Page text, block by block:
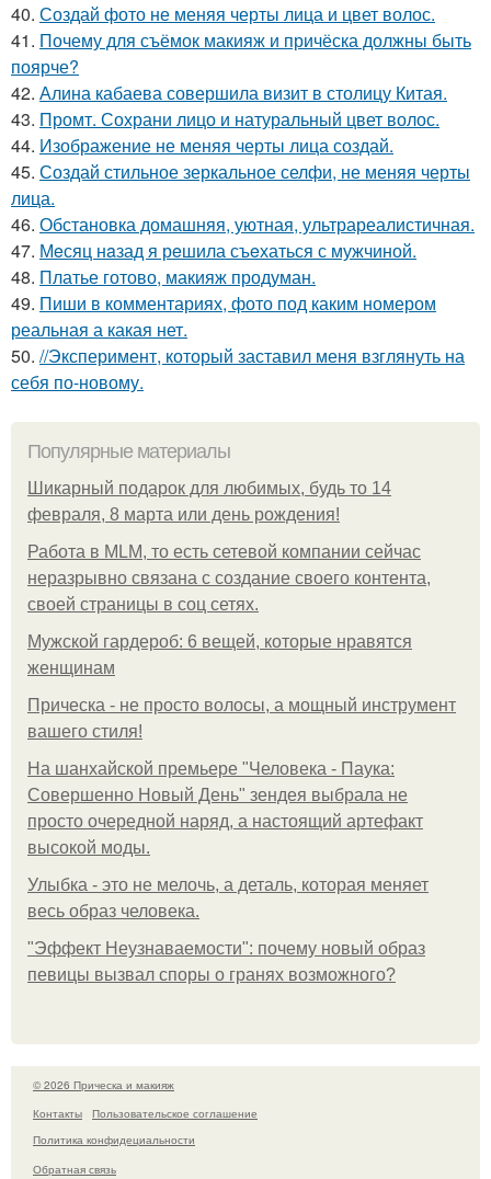
40. Создай фото не меняя черты лица и цвет волос.
41. Почему для съёмок макияж и причёска должны быть
поярче?
42. Алина кабаева совершила визит в столицу Китая.
43. Промт. Сохрани лицо и натуральный цвет волос.
44. Изображение не меняя черты лица создай.
45. Создай стильное зеркальное селфи, не меняя черты
лица.
46. Обстановка домашняя, уютная, ультрареалистичная.
47. Мeсяц нaзад я рeшила съeхаться с мужчиной.
48. Платье готово, макияж продуман.
49. Пиши в комментариях, фото под каким номером
реальная а какая нет.
50. //Эксперимент, который заставил меня взглянуть на
себя по-новому.
Популярные материалы
Шикарный подарок для любимых, будь то 14
февраля, 8 марта или день рождения!
Работа в MLM, то есть сетевой компании сейчас
неразрывно связана с создание своего контента,
своей страницы в соц сетях.
Мужской гардероб: 6 вещей, которые нравятся
женщинам
Прическа - не просто волосы, а мощный инструмент
вашего стиля!
На шанхайской премьере "Человека - Паука:
Совершенно Новый День" зендея выбрала не
просто очередной наряд, а настоящий артефакт
высокой моды.
Улыбка - это не мелочь, а деталь, которая меняет
весь образ человека.
"Эффект Неузнаваемости": почему новый образ
певицы вызвал споры о гранях возможного?
© 2026 Прическа и макияж
Контакты
Пользовательское соглашение
Политика конфидециальности
Обратная связь